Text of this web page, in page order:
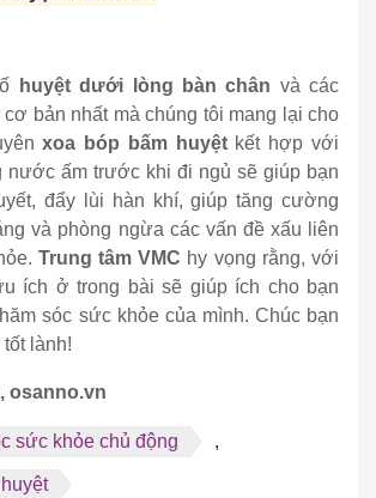
huyệt dưới lòng bàn chân và các
cơ bản nhất mà chúng tôi mang lại cho
xoa bóp bấm huyệtkết hợp với
nước ấm trước khi đi ngủ sẽ giúp bạn
đẩy lùi hàn khí, giúp tăng cường
và phòng ngừa các vấn đề xấu liên
Trung tâm VMC hy vọng rằng, với
ích ở trong bài sẽ giúp ích cho bạn
sóc sức khỏe của mình. Chúc bạn
lành!
osanno.vn
sức khỏe chủ động ,